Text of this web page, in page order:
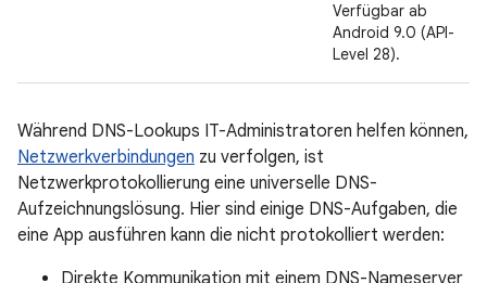
Verfügbar ab
Android 9.0 (API-
Level 28).
Während DNS-Lookups IT-Administratoren helfen können,
Netzwerkverbindungen zu verfolgen, ist
Netzwerkprotokollierung eine universelle DNS-
Aufzeichnungslösung. Hier sind einige DNS-Aufgaben, die
eine App ausführen kann die nicht protokolliert werden:
Direkte Kommunikation mit einem DNS-Nameserver